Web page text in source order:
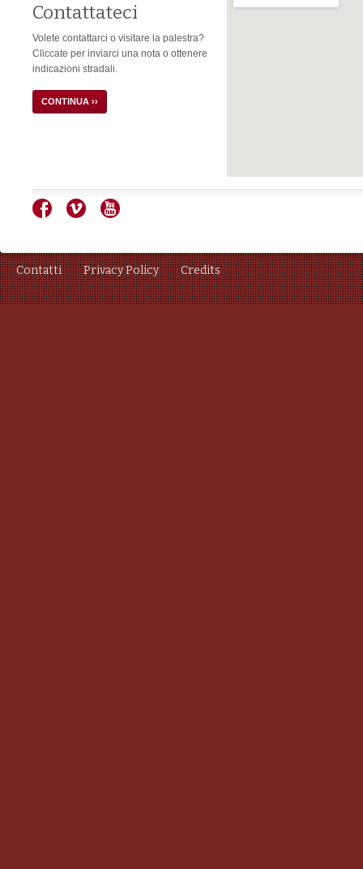
Contattateci
Volete contattarci o visitare la palestra?
Cliccate per inviarci una nota o ottenere
indicazioni stradali.
CONTINUA ››
Contatti Privacy Policy Credits